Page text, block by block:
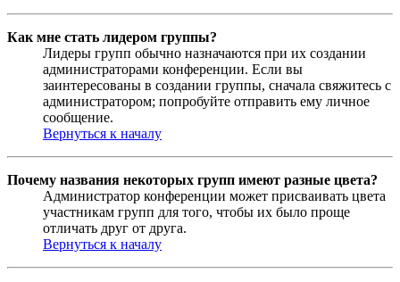
Как мне стать лидером группы?
Лидеры групп обычно назначаются при их создании
администраторами конференции. Если вы
заинтересованы в создании группы, сначала свяжитесь с
администратором; попробуйте отправить ему личное
сообщение.
Вернуться к началу
Почему названия некоторых групп имеют разные цвета?
Администратор конференции может присваивать цвета
участникам групп для того, чтобы их было проще
отличать друг от друга.
Вернуться к началу